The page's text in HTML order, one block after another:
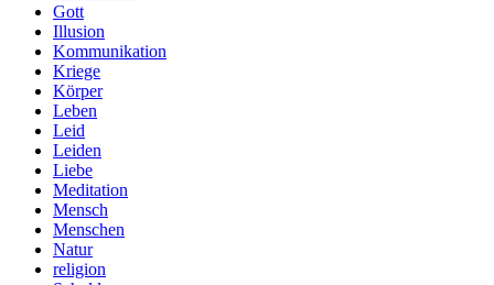
Gott
Illusion
Kommunikation
Kriege
Körper
Leben
Leid
Leiden
Liebe
Meditation
Mensch
Menschen
Natur
religion